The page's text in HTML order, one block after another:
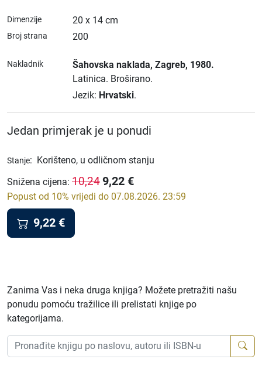
Dimenzije 20 x 14 cm
Broj strana 200
Nakladnik Šahovska naklada, Zagreb, 1980.
Latinica. Broširano.
Jezik: Hrvatski.
Jedan primjerak je u ponudi
Stanje: Korišteno, u odličnom stanju
Snižena cijena: 10,249,22 €
Popust od 10% vrijedi do 07.08.2026. 23:59
9,22 €
Zanima Vas i neka druga knjiga? Možete pretražiti našu
ponudu pomoću tražilice ili prelistati knjige po
kategorijama.